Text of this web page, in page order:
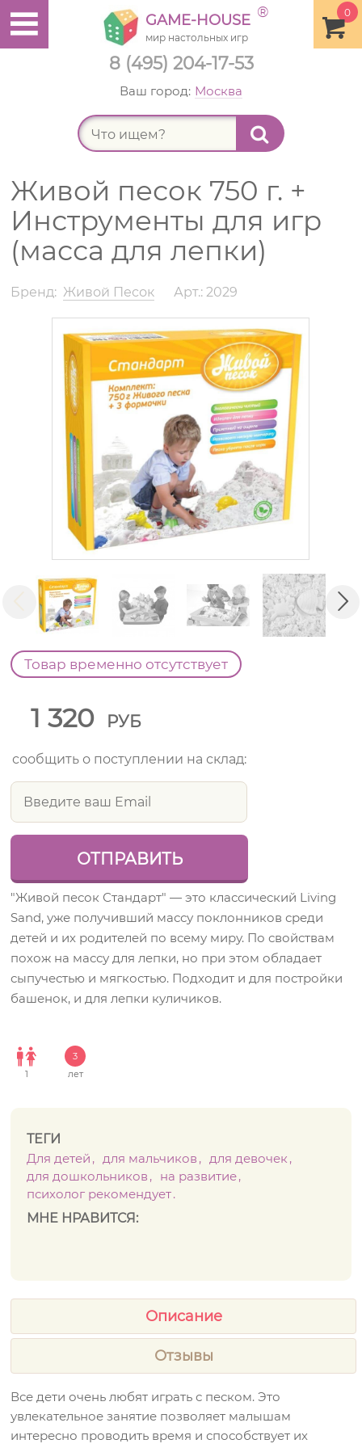
8 (495) 204-17-53
0
GAME-HOUSE ®
мир настольных игр
Ваш город: Москва
Живой песок 750 г. +
Инструменты для игр
(масса для лепки)
Бренд: Живой Песок Арт.: 2029
Товар временно отсутствует
1 320 РУБ
сообщить о поступлении на склад:
"Живой песок Стандарт" — это классический Living
Sand, уже получивший массу поклонников среди
детей и их родителей по всему миру. По свойствам
похож на массу для лепки, но при этом обладает
сыпучестью и мягкостью. Подходит и для постройки
башенок, и для лепки куличиков.
1
3
лет
ТЕГИ
Для детей
для мальчиков
для девочек
для дошкольников
на развитие
психолог рекомендует
МНЕ НРАВИТСЯ:
Описание
Отзывы
Все дети очень любят играть с песком. Это
увлекательное занятие позволяет малышам
интересно проводить время и способствует их